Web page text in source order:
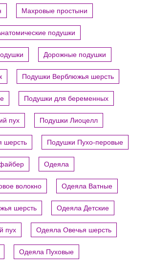
Махровые простыни
подушки
Дорожные подушки
Подушки Верблюжья шерсть
Подушки для беременных
пух Подушки Лиоцелл
шерсть Подушки Пухо-перовые
Одеяла
волокно Одеяла Ватные
шерсть Одеяла Детские
пух Одеяла Овечья шерсть
Одеяла Пуховые